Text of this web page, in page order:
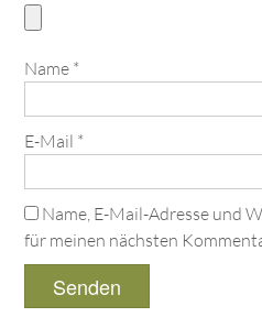
Name *
E-Mail *
Name, E-Mail-Adresse und
für meinen nächsten